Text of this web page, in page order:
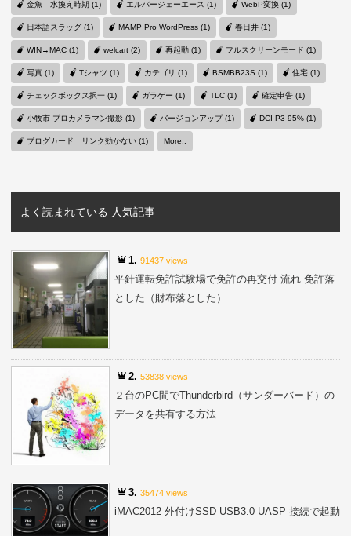
金魚 水換え時期 (1) エルバージェーエース (1) WebP変換 (1)
日本語スラッグ (1) MAMP Pro WordPress (1) 春日井 (1)
WIN→MAC (1) welcart (2) 再起動 (1) フルスクリーンモード (1)
写真 (1) Tシャツ (1) カテゴリ (1) BSMBB23S (1) 住宅 (1)
チェックボックス択一 (1) ガラゲー (1) TLC (1) 確定申告 (1)
小牧市 プロカメラマン撮影 (1) バージョンアップ (1) DCI-P3 95% (1)
ブログカード リンク効かない (1) More..
よく読まれている 人気記事
1.91437 views
平針運転免許試験場で免許の再交付 流れ 免許落
とした（財布落とした）
2.53838 views
２台のPC間でThunderbird（サンダーバード）の
データを共有する方法
3.35474 views
iMAC2012 外付けSSD USB3.0 UASP 接続で起動